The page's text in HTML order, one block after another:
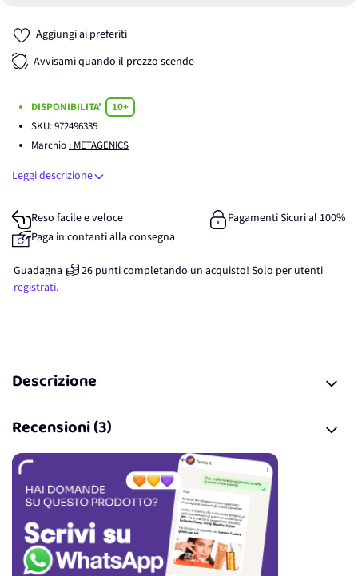
Aggiungi ai preferiti
Avvisami quando il prezzo scende
DISPONIBILITA'
10+
SKU:972496335
Marchio : METAGENICS
Leggi descrizione
Reso facile e veloce
Pagamenti Sicuri al 100%
Paga in contanti alla consegna
Guadagna 26 punticompletando un acquisto! Solo per utenti
registrati.
Descrizione
Recensioni (3)